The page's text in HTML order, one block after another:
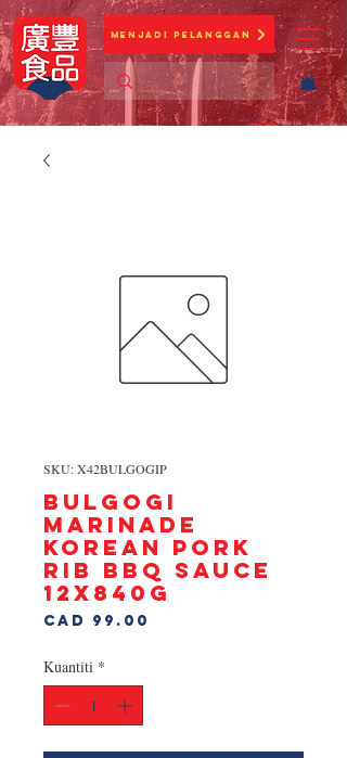
Menjadi Pelanggan
SKU: X42BULGOGIP
BULGOGI
MARINADE
KOREAN PORK
RIB BBQ SAUCE
12X840g
CAD 99.00
Kuantiti *